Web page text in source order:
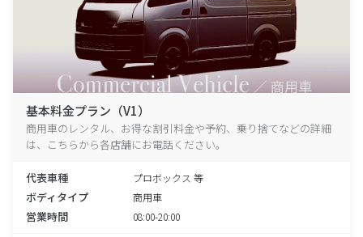
基本料金プラン（V1）
商用車のレンタル、お得な割引料金や予約、乗り捨てなどの詳細
は、こちらから各店舗にお電話ください。
代表車種 プロボックス 等
ボディタイプ 商用車
営業時間 08:00-20:00